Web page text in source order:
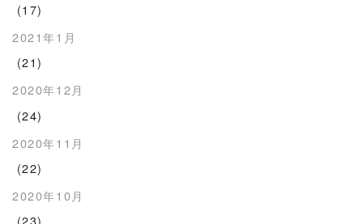
(17)
2021年1月
(21)
2020年12月
(24)
2020年11月
(22)
2020年10月
(23)